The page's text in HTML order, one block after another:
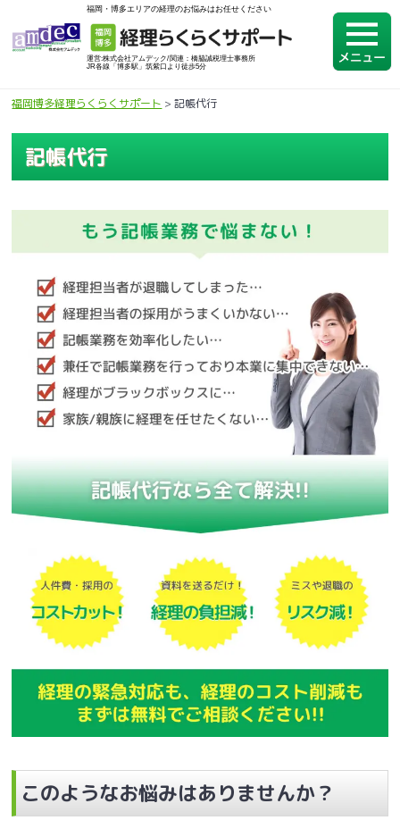
福岡・博多エリアの経理のお悩みはお任せください
運営:株式会社アムデック/関連：橋脇誠税理士事務所
JR各線「博多駅」筑紫口より徒歩5分
福岡博多経理らくらくサポート >記帳代行
記帳代行
このようなお悩みはありませんか？